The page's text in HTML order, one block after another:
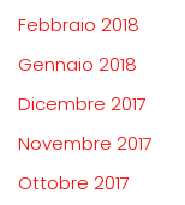
Febbraio 2018
Gennaio 2018
Dicembre 2017
Novembre 2017
Ottobre 2017